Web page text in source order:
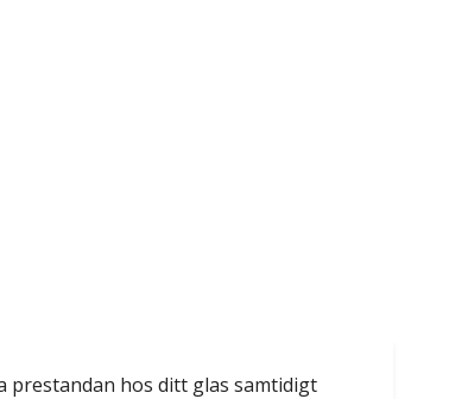
prestandan hos ditt glas samtidigt